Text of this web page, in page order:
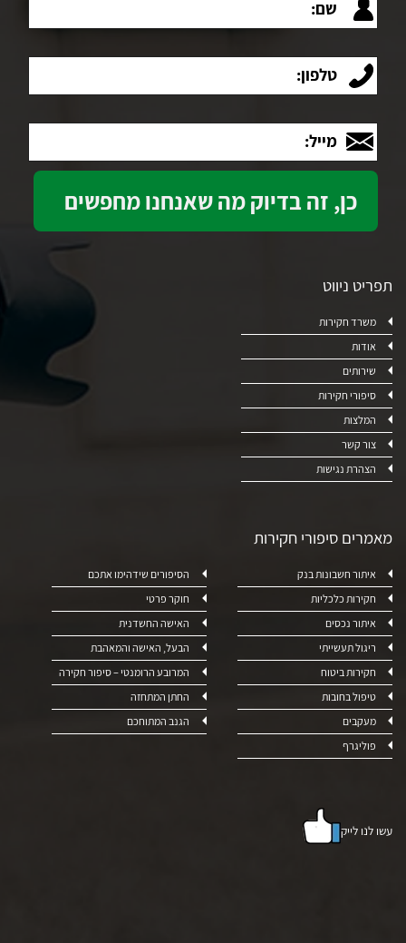
טלפון:
מייל:
תפריט ניווט
משרד חקירות
אודות
שירותים
סיפורי חקירות
המלצות
צור קשר
הצהרת נגישות
מאמרים סיפורי חקירות
איתור חשבונות בנק
חקירות כלכליות
איתור נכסים
ריגול תעשייתי
חקירות ביטוח
טיפול בחובות
מעקבים
פוליגרף
הסיפורים שידהימו אתכם
חוקר פרטי
האישה החשדנית
הבעל, האישה והמאהבת
המרובע הרומנטי – סיפור חקירה
החתן המתחזה
הגנב המתוחכם
עשו לנו לייק